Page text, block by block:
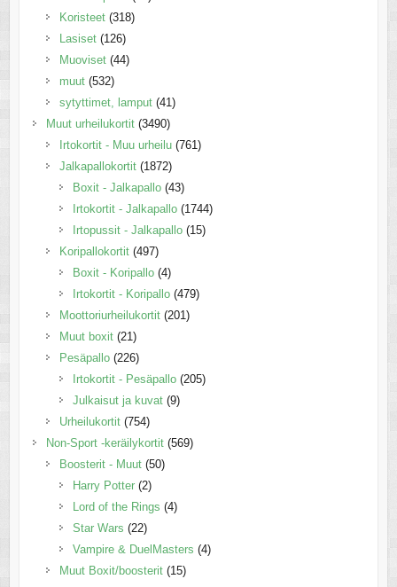
Koristeet (318)
Lasiset (126)
Muoviset (44)
muut (532)
sytyttimet, lamput (41)
Muut urheilukortit (3490)
Irtokortit - Muu urheilu (761)
Jalkapallokortit (1872)
Boxit - Jalkapallo (43)
Irtokortit - Jalkapallo (1744)
Irtopussit - Jalkapallo (15)
Koripallokortit (497)
Boxit - Koripallo (4)
Irtokortit - Koripallo (479)
Moottoriurheilukortit (201)
Muut boxit (21)
Pesäpallo (226)
Irtokortit - Pesäpallo (205)
Julkaisut ja kuvat (9)
Urheilukortit (754)
Non-Sport -keräilykortit (569)
Boosterit - Muut (50)
Harry Potter (2)
Lord of the Rings (4)
Star Wars (22)
Vampire & DuelMasters (4)
Muut Boxit/boosterit (15)